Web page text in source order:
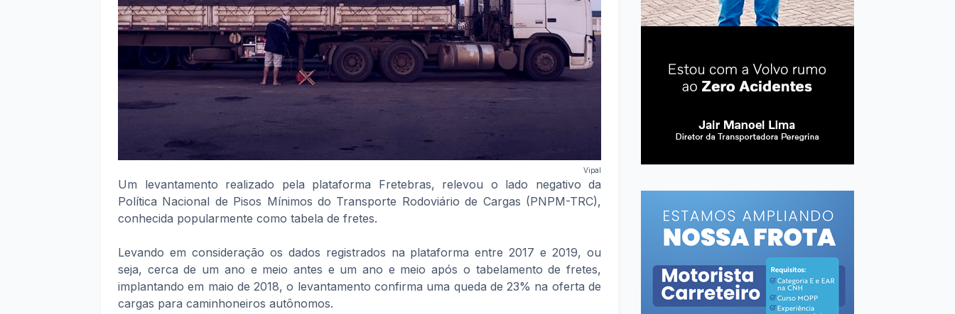
Vipal
Um levantamento realizado pela plataforma Fretebras, relevou o lado negativo da
Política Nacional de Pisos Mínimos do Transporte Rodoviário de Cargas (PNPM-TRC),
conhecida popularmente como tabela de fretes.
Levando em consideração os dados registrados na plataforma entre 2017 e 2019, ou
seja, cerca de um ano e meio antes e um ano e meio após o tabelamento de fretes,
implantando em maio de 2018, o levantamento confirma uma queda de 23% na oferta de
cargas para caminhoneiros autônomos.